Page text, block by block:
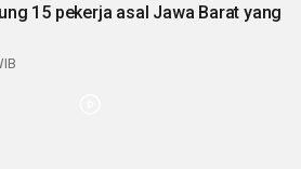
15 pekerja asal Jawa Barat yang